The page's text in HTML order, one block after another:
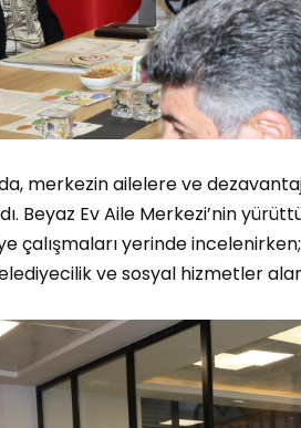
merkezin ailelere ve
Beyaz Ev Aile Merkezi’nin
çalışmaları yerinde
ve sosyal hizmetler